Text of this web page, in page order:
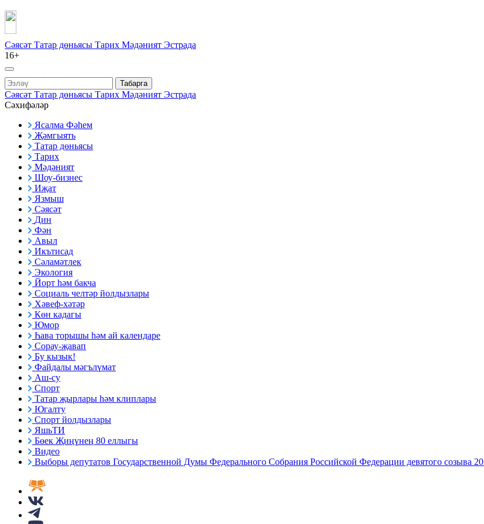
Сәясәт Татар дөньясы Тарих Мәдәният Эстрада
16+
Табарга
Сәясәт Татар дөньясы Тарих Мәдәният Эстрада
Сәхифәләр
Ясалма Фәһем
Җәмгыять
Татар дөньясы
Тарих
Мәдәният
Шоу-бизнес
Иҗат
Язмыш
Сәясәт
Дин
Фән
Авыл
Икътисад
Сәламәтлек
Экология
Йорт һәм бакча
Социаль челтәр йолдызлары
Хәвеф-хәтәр
Көн кадагы
Юмор
Һава торышы һәм ай календаре
Сорау-җавап
Бу кызык!
Файдалы мәгълүмат
Аш-су
Спорт
Татар җырлары һәм клиплары
Югалту
Спорт йолдызлары
ЯшьТИ
Бөек Җиңүнең 80 еллыгы
Видео
Выборы депутатов Государственной Думы Федерального Собрания Российской Федерации девятого созыва